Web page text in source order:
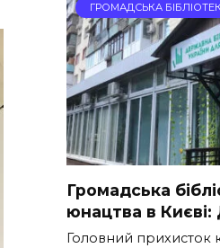
ГРОМАДСЬКА
Громадська
юнацтва в
Головний прихисток